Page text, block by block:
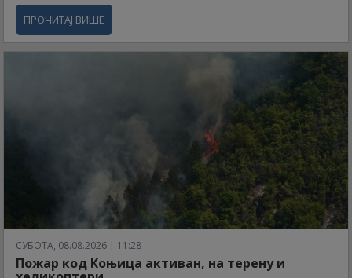
ПРОЧИТАЈ ВИШЕ
СУБОТА, 08.08.2026 | 11:28
Пожар код Коњица активан, на терену и